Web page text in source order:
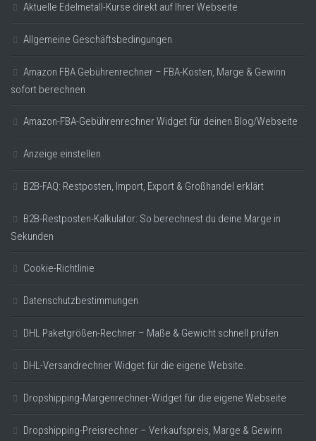
Aktuelle Edelmetall-Kurse direkt auf Ihrer Webseite
Allgemeine Geschäftsbedingungen
Amazon FBA Gebührenrechner – FBA-Kosten, Marge & Gewinn
sofort berechnen
Amazon-FBA-Gebührenrechner Widget für deinen Blog/Webseite
Anzeige einstellen
B2B-FAQ: Restposten, Import, Export & Großhandel erklärt
B2B-Restposten-Kalkulator: So berechnest du deine Marge in
Sekunden
Cookie-Richtlinie
Datenschutzbestimmungen
DHL Paketgrößen-Rechner – Maße & Gewicht schnell prüfen
DHL-Versandrechner Widget für die eigene Website.
Dropshipping-Margenrechner-Widget für die eigene Webseite
Dropshipping-Preisrechner – Verkaufspreis, Marge & Gewinn